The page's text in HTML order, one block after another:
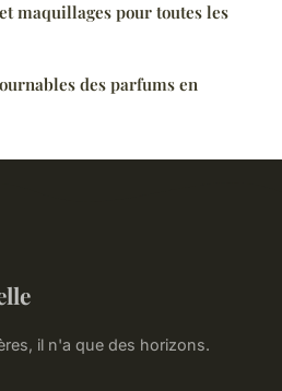
maquillages pour toutes les
des parfums en
il n'a que des horizons.